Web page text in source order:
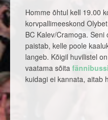
Homme õhtul kell 19.00
korvpallimeeskond
BC Kalev/Cramoga.
paistab, kelle poole
langeb. Kõigil huvilistel
vaatama sõita
kuidagi ei kannata, aitab